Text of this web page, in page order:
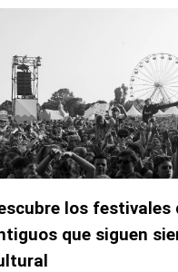
los festivales
que siguen